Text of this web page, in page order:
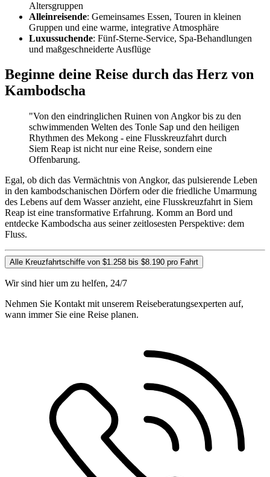
Altersgruppen
Alleinreisende: Gemeinsames Essen, Touren in kleinen
Gruppen und eine warme, integrative Atmosphäre
Luxussuchende: Fünf-Sterne-Service, Spa-Behandlungen
und maßgeschneiderte Ausflüge
Beginne deine Reise durch das Herz von
Kambodscha
"Von den eindringlichen Ruinen von Angkor bis zu den
schwimmenden Welten des Tonle Sap und den heiligen
Rhythmen des Mekong - eine Flusskreuzfahrt durch
Siem Reap ist nicht nur eine Reise, sondern eine
Offenbarung.
Egal, ob dich das Vermächtnis von Angkor, das pulsierende Leben
in den kambodschanischen Dörfern oder die friedliche Umarmung
des Lebens auf dem Wasser anzieht, eine Flusskreuzfahrt in Siem
Reap ist eine transformative Erfahrung. Komm an Bord und
entdecke Kambodscha aus seiner zeitlosesten Perspektive: dem
Fluss.
Alle Kreuzfahrtschiffe von $1.258 bis $8.190 pro Fahrt
Wir sind hier um zu helfen, 24/7
Nehmen Sie Kontakt mit unserem Reiseberatungsexperten auf,
wann immer Sie eine Reise planen.